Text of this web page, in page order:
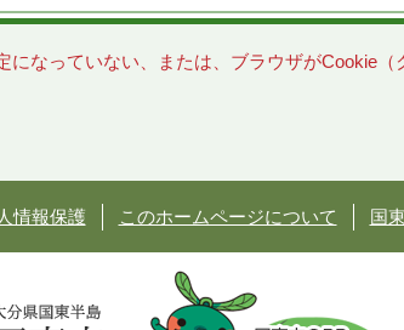
なっていない、または、ブラウザがCookie
情報保護 このホームページについて 国